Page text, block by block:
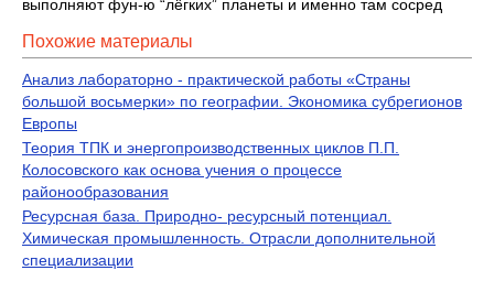
выполняют фун-ю “лёгких” планеты и именно там сосред
Похожие материалы
Анализ лабораторно - практической работы «Страны
большой восьмерки» по географии. Экономика субрегионов
Европы
Теория ТПК и энергопроизводственных циклов П.П.
Колосовского как основа учения о процессе
районообразования
Ресурсная база. Природно- ресурсный потенциал.
Химическая промышленность. Отрасли дополнительной
специализации